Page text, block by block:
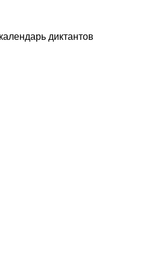
диктантов